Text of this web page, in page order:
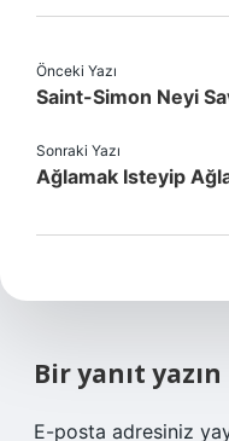
Önceki Yazı
Saint-Simon Neyi
Sonraki Yazı
Ağlamak Isteyip
Bir yanıt yazın
E-posta adresiniz